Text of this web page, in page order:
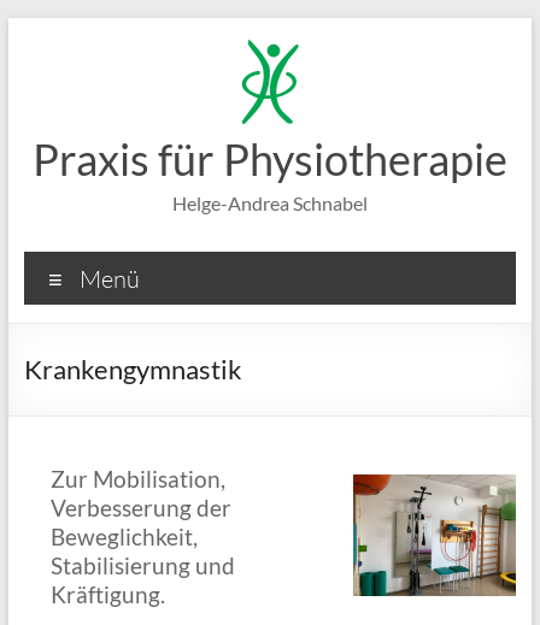
Praxis für Physiotherapie
Helge-Andrea Schnabel
Menü
Krankengymnastik
Zur Mobilisation,
Verbesserung der
Beweglichkeit,
Stabilisierung und
Kräftigung.